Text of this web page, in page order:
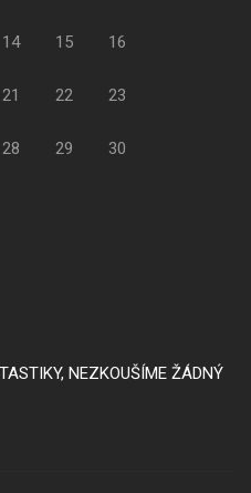
14 15 16
21 22 23
28 29 30
NEZKOUŠÍME ŽÁDNÝ